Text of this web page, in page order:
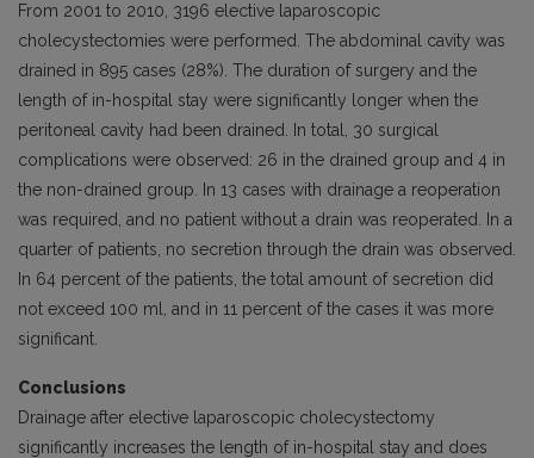
From 2001 to 2010, 3196 elective laparoscopic
cholecystectomies were performed. The abdominal cavity was
drained in 895 cases (28%). The duration of surgery and the
length of in-hospital stay were significantly longer when the
peritoneal cavity had been drained. In total, 30 surgical
complications were observed: 26 in the drained group and 4 in
the non-drained group. In 13 cases with drainage a reoperation
was required, and no patient without a drain was reoperated. In a
quarter of patients, no secretion through the drain was observed.
In 64 percent of the patients, the total amount of secretion did
not exceed 100 ml, and in 11 percent of the cases it was more
significant.
Conclusions
Drainage after elective laparoscopic cholecystectomy
significantly increases the length of in-hospital stay and does